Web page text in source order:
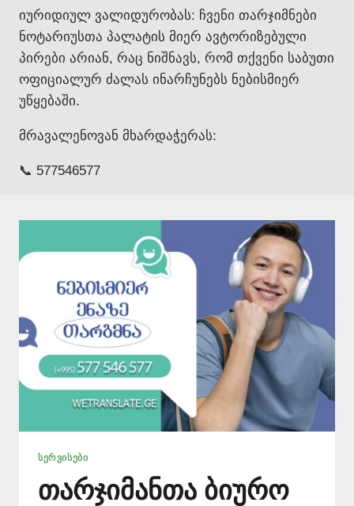
იურიდიულ ვალიდურობას: ჩვენი თარჯიმნები
ნოტარიუსთა პალატის მიერ ავტორიზებული
პირები არიან, რაც ნიშნავს, რომ თქვენი საბუთი
ოფიციალურ ძალას ინარჩუნებს ნებისმიერ
უწყებაში.
მრავალენოვან მხარდაჭერას:
📞 577546577
ᲡᲔᲠᲕᲘᲡᲔᲑᲘ
თარჯიმანთა ბიურო